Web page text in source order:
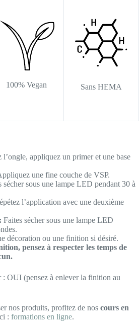
100% Vegan Sans HEMA
l’ongle, appliquez un primer et une base
une fine couche de VSP.
sécher sous une lampe LED pendant 30 à
l’application avec une deuxième
Faites sécher sous une lampe LED
décoration ou une finition si désiré.
pensez à respecter les temps de
: OUI (pensez à enlever la finition au
nos produits, profitez de nos cours en
: formations en ligne.